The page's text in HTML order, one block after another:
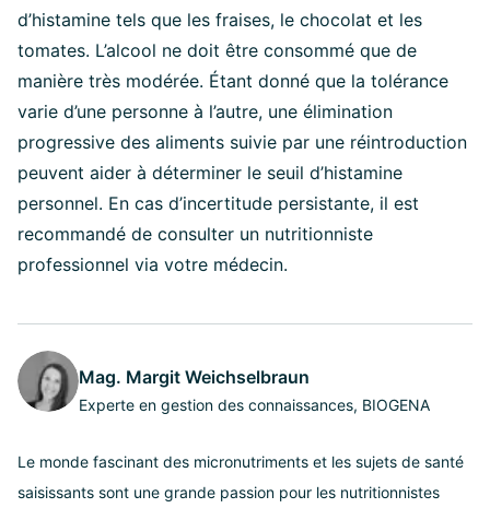
d’histamine tels que les fraises, le chocolat et les
tomates. L’alcool ne doit être consommé que de
manière très modérée. Étant donné que la tolérance
varie d’une personne à l’autre, une élimination
progressive des aliments suivie par une réintroduction
peuvent aider à déterminer le seuil d’histamine
personnel. En cas d’incertitude persistante, il est
recommandé de consulter un nutritionniste
professionnel via votre médecin.
Mag. Margit Weichselbraun
Experte en gestion des connaissances, BIOGENA
Le monde fascinant des micronutriments et les sujets de santé
saisissants sont une grande passion pour les nutritionnistes